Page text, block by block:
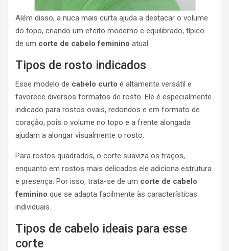
Além disso, a nuca mais curta ajuda a destacar o volume
do topo, criando um efeito moderno e equilibrado, típico
de um corte de cabelo feminino atual.
Tipos de rosto indicados
Esse modelo de cabelo curto é altamente versátil e
favorece diversos formatos de rosto. Ele é especialmente
indicado para rostos ovais, redondos e em formato de
coração, pois o volume no topo e a frente alongada
ajudam a alongar visualmente o rosto.
Para rostos quadrados, o corte suaviza os traços,
enquanto em rostos mais delicados ele adiciona estrutura
e presença. Por isso, trata-se de um corte de cabelo
feminino que se adapta facilmente às características
individuais.
Tipos de cabelo ideais para esse
corte